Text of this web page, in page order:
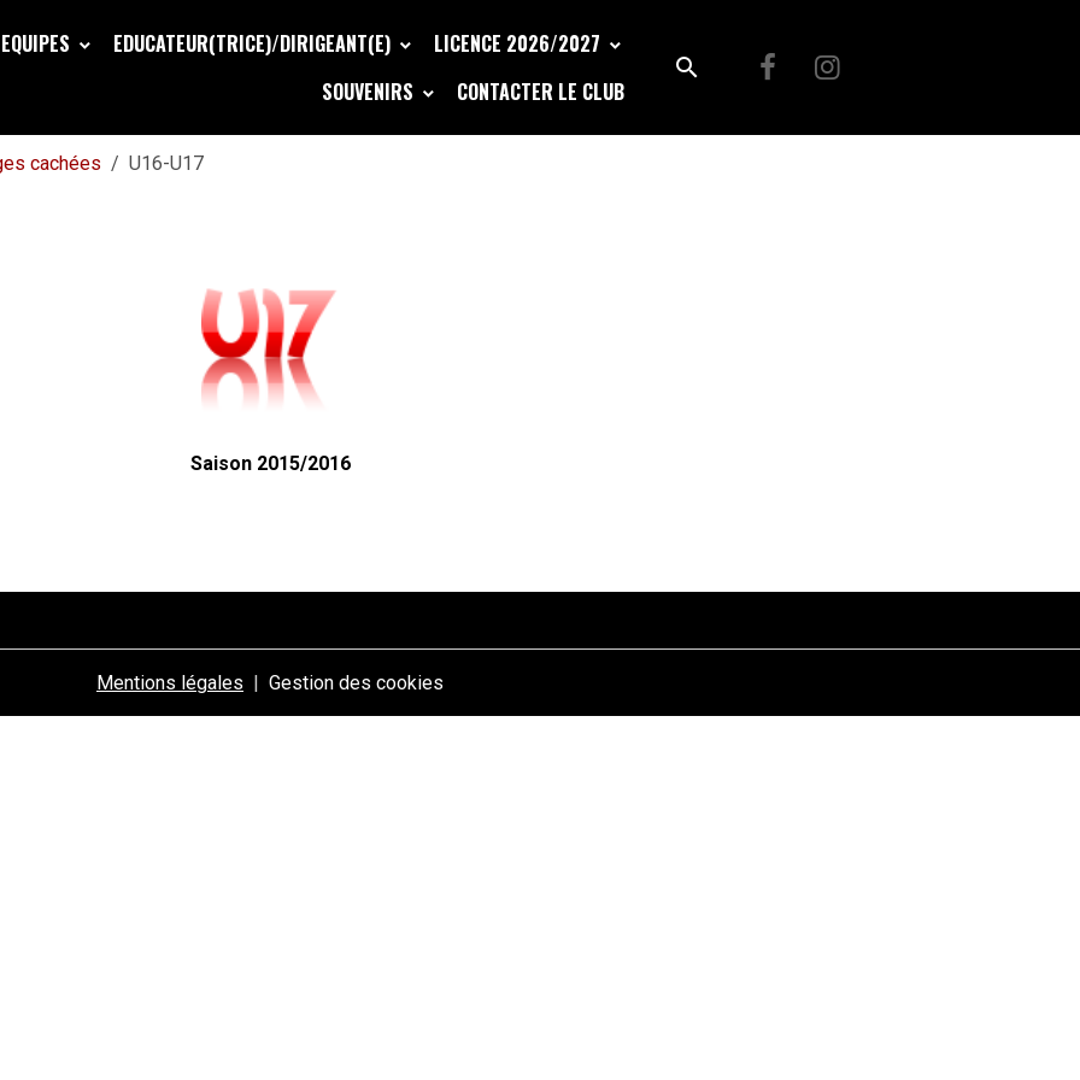
EQUIPES EDUCATEUR(TRICE)/DIRIGEANT(E)
LICENCE 2026/2027
SOUVENIRS
CONTACTER LE CLUB
cachées U16-U17
Saison 2015/2016
Mentions légales Gestion des cookies